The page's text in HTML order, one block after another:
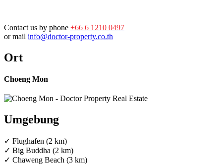
Contact us by phone +66 6 1210 0497
or mail info@doctor-property.co.th
Ort
Choeng Mon
Umgebung
✓ Flughafen (2 km)
✓ Big Buddha (2 km)
✓ Chaweng Beach (3 km)